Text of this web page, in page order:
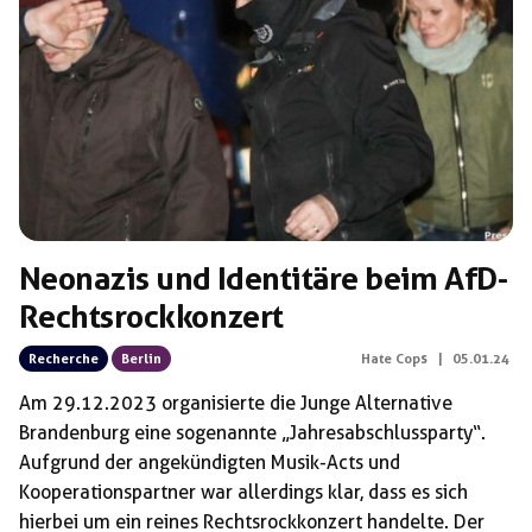
Schlagwörter:
F.i.e.L. (Band)
Neonazis und Identitäre beim AfD-
Rechtsrockkonzert
Recherche Berlin Hate Cops 05.01.24
Am 29.12.2023 organisierte die Junge Alternative
Brandenburg eine sogenannte „Jahresabschlussparty“.
Aufgrund der angekündigten Musik-Acts und
Kooperationspartner war allerdings klar, dass es sich
hierbei um ein reines Rechtsrockkonzert handelte. Der